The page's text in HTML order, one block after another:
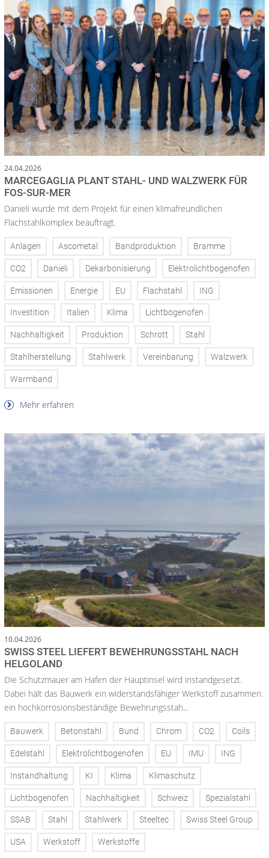
24.04.2026
MARCEGAGLIA PLANT STAHL- UND WALZWERK FÜR
FOS-SUR-MER
Danieli wurde mit dem Projekt für einen klimafreundlichen
Flachstahlkomplex beauftragt.
Anlagen Ascometal Bandproduktion Bramme
CO2 Danieli Dekarbonisierung Elektrolichtbogenofen
Emissionen Energie EU Flachstahl ING
Investition Italien Klima Lichtbogenofen
Nachhaltigkeit Produktion Schrott Stahl
Stahlherstellung Stahlwerk Vereinbarung Walzwerk
Warmband
Mehr erfahren
10.04.2026
SWISS STEEL LIEFERT BEWEHRUNGSSTAHL NACH
HELGOLAND
Die Schutzmauer am Hafen der Hauptinsel wird instandgesetzt.
Dabei hält das Bauwerk ein widerstandsfähiger Werkstoff zusammen:
ein hochkorrosionsbeständige Bewehrungsstah...
Bauwerk Betonstahl Bund Chrom CO2 Coils
Edelstahl Elektrolichtbogenofen EU IMU ING
Instandhaltung KI Klima Klimaschutz
Lichtbogenofen Nachhaltigkeit Schweiz Spezialstahl
SSAB Stahl Stahlwerk Steeltec Swiss Steel Group
USA Werkstoff Werkstoffe